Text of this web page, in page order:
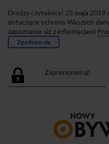
Drodzy czytelnicy! 25 maja 2018
dotyczące ochrony Waszych
zapoznanie się z informacjami
Zgadzam się
Zaprenumeruj!